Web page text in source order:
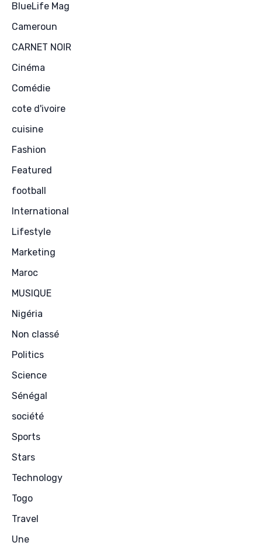
BlueLife Mag
Cameroun
CARNET NOIR
Cinéma
Comédie
cote d'ivoire
cuisine
Fashion
Featured
football
International
Lifestyle
Marketing
Maroc
MUSIQUE
Nigéria
Non classé
Politics
Science
Sénégal
société
Sports
Stars
Technology
Togo
Travel
Une